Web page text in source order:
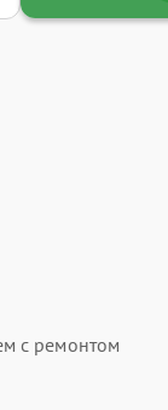
с ремонтом